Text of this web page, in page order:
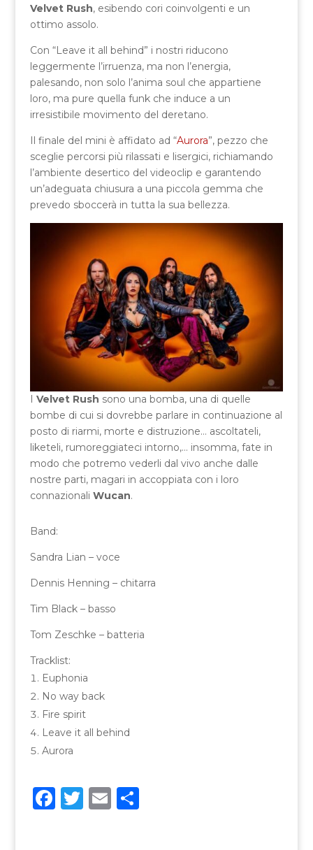
Velvet Rush, esibendo cori coinvolgenti e un
ottimo assolo.
Con “Leave it all behind” i nostri riducono
leggermente l’irruenza, ma non l’energia,
palesando, non solo l’anima soul che appartiene
loro, ma pure quella funk che induce a un
irresistibile movimento del deretano.
Il finale del mini è affidato ad “Aurora”, pezzo che
sceglie percorsi più rilassati e lisergici, richiamando
l’ambiente desertico del videoclip e garantendo
un’adeguata chiusura a una piccola gemma che
prevedo sboccerà in tutta la sua bellezza.
I Velvet Rush sono una bomba, una di quelle
bombe di cui si dovrebbe parlare in continuazione al
posto di riarmi, morte e distruzione… ascoltateli,
liketeli, rumoreggiateci intorno,… insomma, fate in
modo che potremo vederli dal vivo anche dalle
nostre parti, magari in accoppiata con i loro
connazionali Wucan.
Band:
Sandra Lian – voce
Dennis Henning – chitarra
Tim Black – basso
Tom Zeschke – batteria
Tracklist:
Euphonia
No way back
Fire spirit
Leave it all behind
Aurora
F T E C